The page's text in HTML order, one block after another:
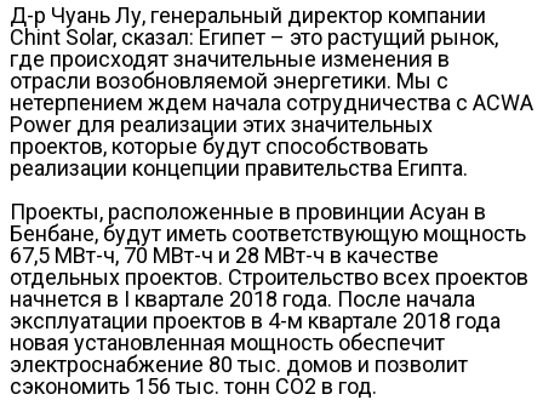
Д-р Чуань Лу, генеральный директор компании
Chint Solar, сказал: Египет – это растущий рынок,
где происходят значительные изменения в
отрасли возобновляемой энергетики. Мы с
нетерпением ждем начала сотрудничества с ACWA
Power для реализации этих значительных
проектов, которые будут способствовать
реализации концепции правительства Египта.
Проекты, расположенные в провинции Асуан в
Бенбане, будут иметь соответствующую мощность
67,5 МВт-ч, 70 МВт-ч и 28 МВт-ч в качестве
отдельных проектов. Строительство всех проектов
начнется в I квартале 2018 года. После начала
эксплуатации проектов в 4-м квартале 2018 года
новая установленная мощность обеспечит
электроснабжение 80 тыс. домов и позволит
сэкономить 156 тыс. тонн CO2 в год.